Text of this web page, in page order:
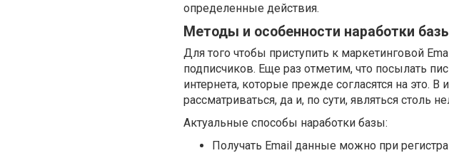
определенные действия.
Методы и особенности наработки
Для того чтобы приступить к маркетинговой
подписчиков. Еще раз отметим, что посылать
интернета, которые прежде согласятся на это.
рассматриваться, да и, по сути, являться
Актуальные способы наработки базы:
Получать Email данные можно при